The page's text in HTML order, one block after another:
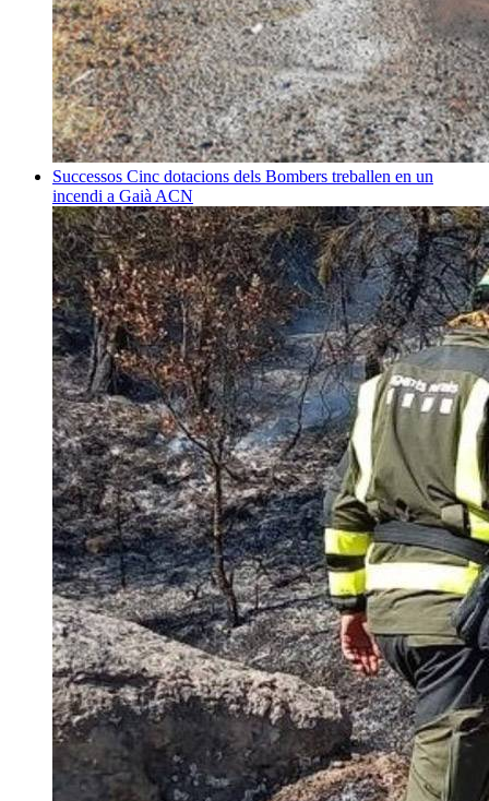
Successos Cinc dotacions dels Bombers treballen en un
incendi a Gaià ACN